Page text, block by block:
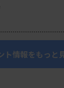
ト情報をもっと